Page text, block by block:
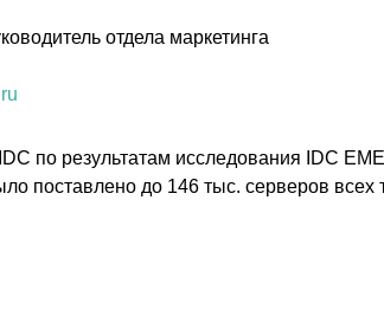
отдела маркетинга
по результатам исследования IDC
поставлено до 146 тыс. серверов всех